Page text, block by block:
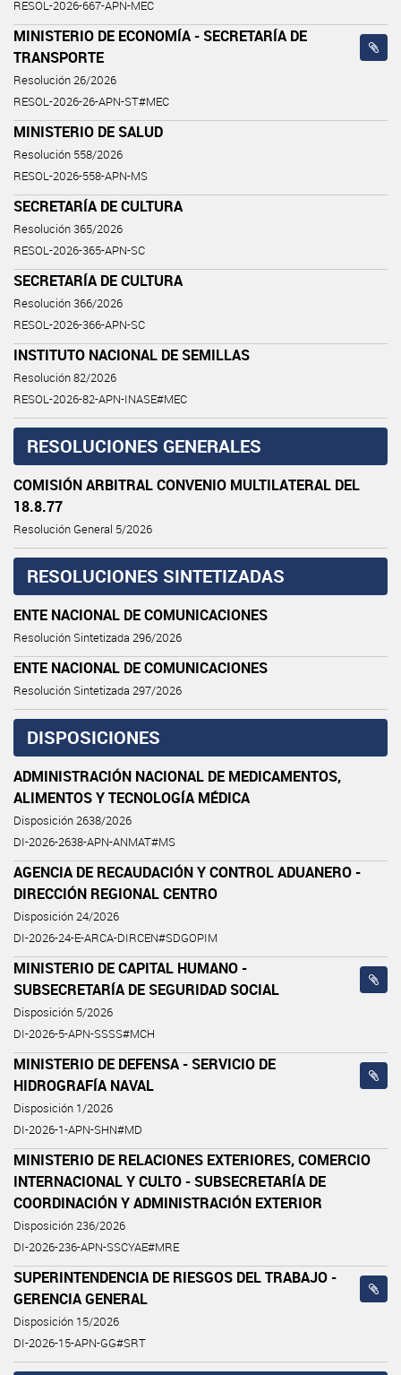
RESOL-2026-667-APN-MEC
MINISTERIO DE ECONOMÍA - SECRETARÍA DE
TRANSPORTE
Resolución 26/2026
RESOL-2026-26-APN-ST#MEC
MINISTERIO DE SALUD
Resolución 558/2026
RESOL-2026-558-APN-MS
SECRETARÍA DE CULTURA
Resolución 365/2026
RESOL-2026-365-APN-SC
SECRETARÍA DE CULTURA
Resolución 366/2026
RESOL-2026-366-APN-SC
INSTITUTO NACIONAL DE SEMILLAS
Resolución 82/2026
RESOL-2026-82-APN-INASE#MEC
RESOLUCIONES GENERALES
COMISIÓN ARBITRAL CONVENIO MULTILATERAL DEL
18.8.77
Resolución General 5/2026
RESOLUCIONES SINTETIZADAS
ENTE NACIONAL DE COMUNICACIONES
Resolución Sintetizada 296/2026
ENTE NACIONAL DE COMUNICACIONES
Resolución Sintetizada 297/2026
DISPOSICIONES
ADMINISTRACIÓN NACIONAL DE MEDICAMENTOS,
ALIMENTOS Y TECNOLOGÍA MÉDICA
Disposición 2638/2026
DI-2026-2638-APN-ANMAT#MS
AGENCIA DE RECAUDACIÓN Y CONTROL ADUANERO -
DIRECCIÓN REGIONAL CENTRO
Disposición 24/2026
DI-2026-24-E-ARCA-DIRCEN#SDGOPIM
MINISTERIO DE CAPITAL HUMANO -
SUBSECRETARÍA DE SEGURIDAD SOCIAL
Disposición 5/2026
DI-2026-5-APN-SSSS#MCH
MINISTERIO DE DEFENSA - SERVICIO DE
HIDROGRAFÍA NAVAL
Disposición 1/2026
DI-2026-1-APN-SHN#MD
MINISTERIO DE RELACIONES EXTERIORES, COMERCIO
INTERNACIONAL Y CULTO - SUBSECRETARÍA DE
COORDINACIÓN Y ADMINISTRACIÓN EXTERIOR
Disposición 236/2026
DI-2026-236-APN-SSCYAE#MRE
SUPERINTENDENCIA DE RIESGOS DEL TRABAJO -
GERENCIA GENERAL
Disposición 15/2026
DI-2026-15-APN-GG#SRT